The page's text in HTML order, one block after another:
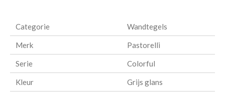
Categorie Wandtegels
Merk Pastorelli
Serie Colorful
Kleur Grijs glans